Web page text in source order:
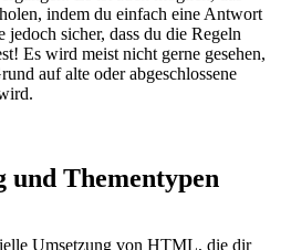
indem du einfach eine Antwort
jedoch sicher, dass du die Regeln
Es wird meist nicht gerne gesehen,
auf alte oder abgeschlossene
Thementypen
Umsetzung von HTML, die dir